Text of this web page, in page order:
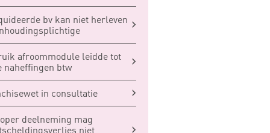
bv kan niet herleven
afroommodule leidde tot
naheffingen btw
in consultatie
deelneming mag
niet